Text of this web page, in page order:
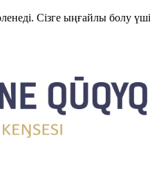
Сізге ыңғайлы болу